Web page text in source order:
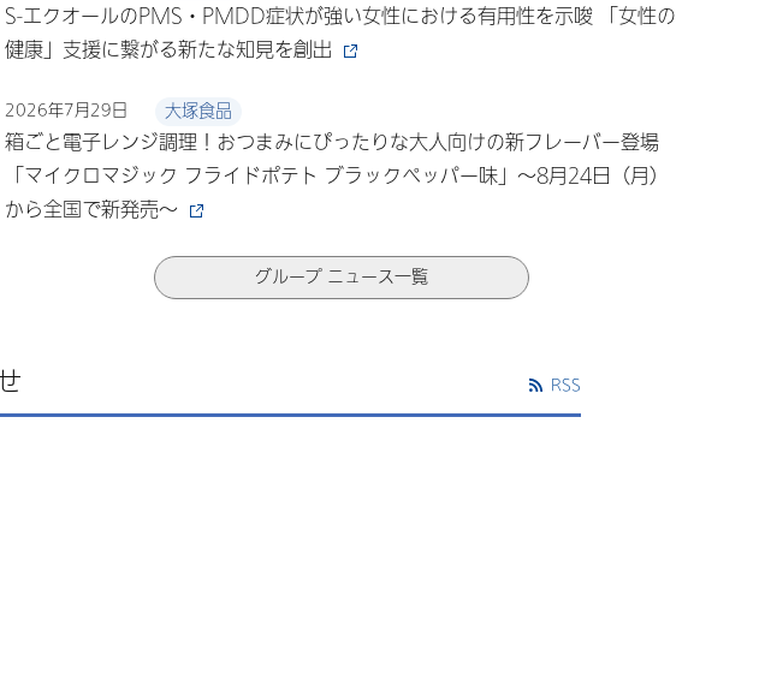
S-エクオールのPMS・PMDD症状が強い女性における有用性を示唆 「女性の
健康」支援に繋がる新たな知見を創出
2026年7月29日 大塚食品
箱ごと電子レンジ調理！おつまみにぴったりな大人向けの新フレーバー登場
「マイクロマジック フライドポテト ブラックペッパー味」～8月24日（月）
から全国で新発売～
グループ ニュース一覧
RSS